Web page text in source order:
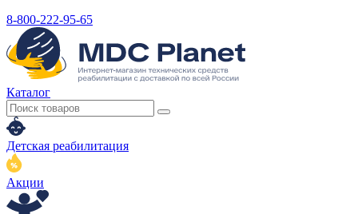
8-800-222-95-65
Каталог
Детская реабилитация
Акции